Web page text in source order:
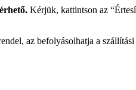
Kérjük, kattintson az
az befolyásolhatja a szállítási